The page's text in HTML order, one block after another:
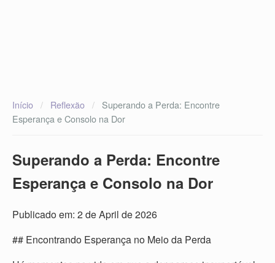
Início / Reflexão /
Superando a Perda: Encontre
Esperança e Consolo na Dor
Superando a Perda: Encontre
Esperança e Consolo na Dor
Publicado em: 2 de April de 2026
## Encontrando Esperança no Meio da Perda